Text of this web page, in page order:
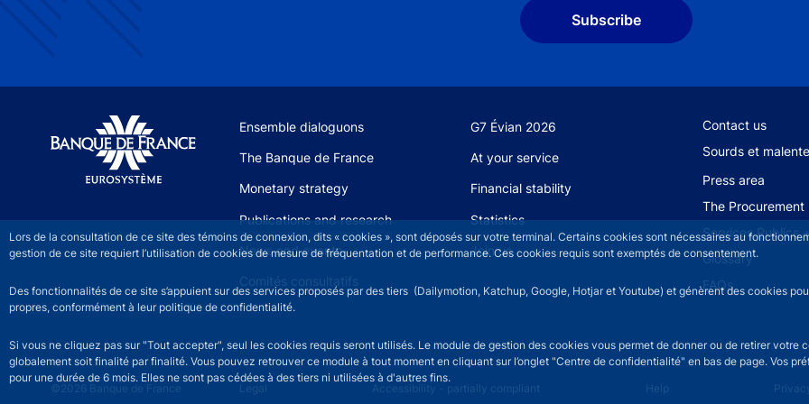
Lors de la consultation de ce site des témoins de connexion, dits « cookies », sont déposés sur votre terminal. Certains cookies sont nécessaires au
gestion de ce site requiert l’utilisation de cookies de mesure de fréquentation et de performance. Ces cookies requis sont exemptés de consentement.
Des fonctionnalités de ce site s’appuient sur des services proposés par des tiers (Dailymotion, Katchup, Google, Hotjar et Youtube) et génèrent des cookies
propres, conformément à leur politique de confidentialité.
Si vous ne cliquez pas sur "Tout accepter", seul les cookies requis seront utilisés. Le module de gestion des cookies vous permet de donner ou de retirer votre
globalement soit finalité par finalité. Vous pouvez retrouver ce module à tout moment en cliquant sur l’onglet "Centre de confidentialité" en bas de page. Vos
pour une durée de 6 mois. Elles ne sont pas cédées à des tiers ni utilisées à d'autres fins.
Subscribe
Site navigation
Ensemble dialoguons G7 Évian 2026
The Banque de France At your service
Monetary strategy Financial stability
Publications and research Statistics
News and events Join us
Comités consultatifs
Footer secondary
Contact us
Sourds et
Press area
The Procurement
Services Publics
Glossary
FAQs
©2026 Banque de France Footer legal notice menu
Legal Accessibility - partially compliant Help